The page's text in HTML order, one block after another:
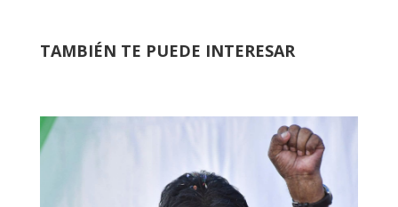
TAMBIÉN TE PUEDE INTERESAR